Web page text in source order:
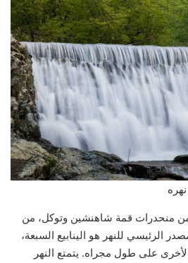
من منحدرات قمة شاهنشين وتوكل، من
الرئيسي للنهر هو الينابيع السبعة،
على طول مجراه. يتمتع النهر